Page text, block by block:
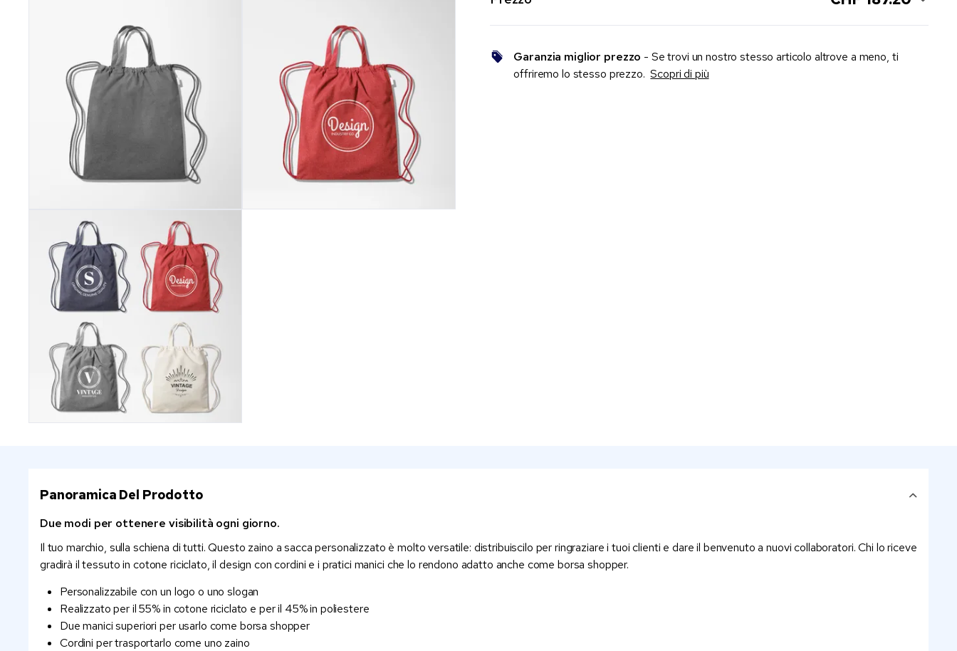
Garanzia miglior prezzo - Se trovi un nostro stesso articolo altrove a meno, ti
offriremo lo stesso prezzo.Scopri di più
Panoramica Del Prodotto
Due modi per ottenere visibilità ogni giorno.
Il tuo marchio, sulla schiena di tutti. Questo zaino a sacca personalizzato è molto versatile: distribuiscilo per ringraziare i tuoi clienti e dare il benvenuto a nuovi collaboratori. Chi lo riceve
gradirà il tessuto in cotone riciclato, il design con cordini e i pratici manici che lo rendono adatto anche come borsa shopper.
Personalizzabile con un logo o uno slogan
Realizzato per il 55% in cotone riciclato e per il 45% in poliestere
Due manici superiori per usarlo come borsa shopper
Cordini per trasportarlo come uno zaino